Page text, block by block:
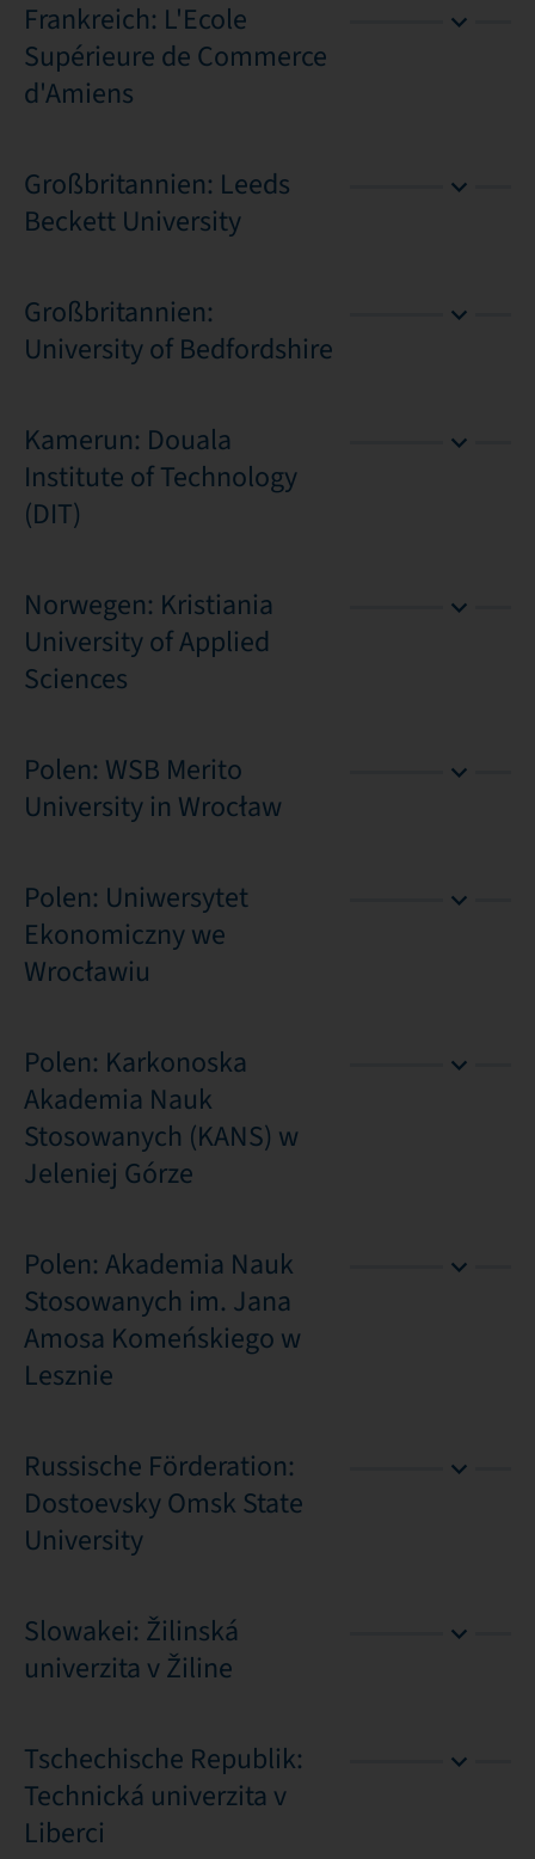
Frankreich: L'Ecole
Supérieure de Commerce
d'Amiens
Großbritannien: Leeds
Beckett University
Großbritannien:
University of Bedfordshire
Kamerun: Douala
Institute of Technology
(DIT)
Norwegen: Kristiania
University of Applied
Sciences
Polen: WSB Merito
University in Wrocław
Polen: Uniwersytet
Ekonomiczny we
Wrocławiu
Polen: Karkonoska
Akademia Nauk
Stosowanych (KANS) w
Jeleniej Górze
Polen: Akademia Nauk
Stosowanych im. Jana
Amosa Komeńskiego w
Lesznie
Russische Förderation:
Dostoevsky Omsk State
University
Slowakei: Žilinská
univerzita v Žiline
Tschechische Republik:
Technická univerzita v
Liberci